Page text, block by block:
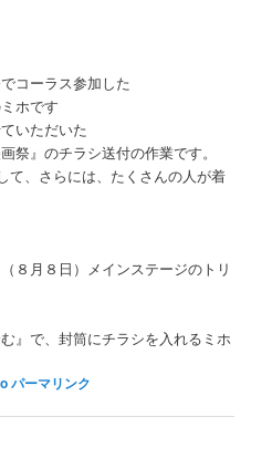
コーラス参加した
ホです
いただいた
祭』のチラシ送付の作業です。
て、さらには、たくさんの人が着
８月８日）メインステージのトリ
』で、封筒にチラシを入れるミホ
パーマリンク